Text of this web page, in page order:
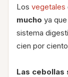
Los vegetales
mucho ya
sistema
cien por
Las cebollas